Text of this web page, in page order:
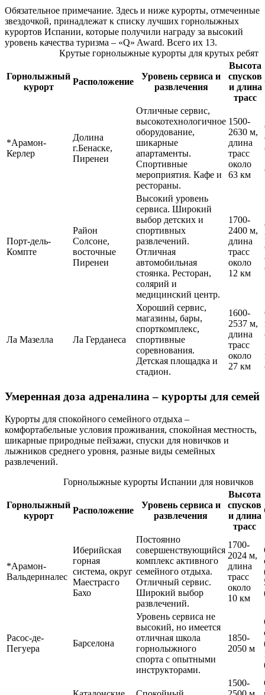
Обязательное примечание. Здесь и ниже курорты, отмеченные
звездочкой, принадлежат к списку лучших горнолыжных
курортов Испании, которые получили награду за высокий
уровень качества туризма – «Q» Award. Всего их 13.
Крутые горнолыжные курорты для крутых ребят
Горнолыжный
курорт
Расположение
Уровень сервиса и
развлечения
Высота
спусков
и длина
трасс
*Арамон-
Керлер
Долина
г.Бенаске,
Пиренеи
Отличные сервис,
высокотехнологичное
оборудование,
шикарные
апартаменты.
Спортивные
мероприятия. Кафе и
рестораны.
1500-
2630 м,
длина
трасс
около
63 км
Порт-дель-
Компте
Район
Солсоне,
восточные
Пиренеи
Высокий уровень
сервиса. Широкий
выбор детских и
спортивных
развлечений.
Отличная
автомобильная
стоянка. Ресторан,
солярий и
медицинский центр.
1700-
2400 м,
длина
трасс
около
12 км
Ла Мазелла Ла Герданеса
Хороший сервис,
магазины, бары,
спорткомплекс,
спортивные
соревнования.
Детская площадка и
стадион.
1600-
2537 м,
длина
трасс
около
27 км
Умеренная доза адреналина – курорты для семей
Курорты для спокойного семейного отдыха –
комфортабельные условия проживания, спокойная местность,
шикарные природные пейзажи, спуски для новичков и
лыжников среднего уровня, разные виды семейных
развлечений.
Горнолыжные курорты Испании для новичков
Горнолыжный
курорт
Расположение
Уровень сервиса и
развлечения
Высота
спусков
и длина
трасс
*Арамон-
Вальдериналес
Иберийская
горная
система, округ
Маестрасго
Бахо
Постоянно
совершенствующийся
комплекс активного
семейного отдыха.
Отличный сервис.
Широкий выбор
развлечений.
1700-
2024 м,
длина
трасс
около
10 км
Расос-де-
Пегуера
Барселона
Уровень сервиса не
высокий, но имеется
отличная школа
горнолыжного
спорта с опытными
инструкторами.
1850-
2050 м
1500-